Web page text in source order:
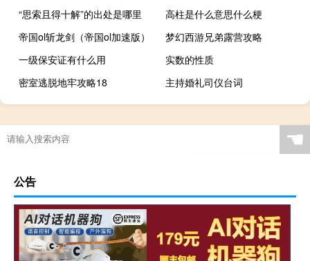
“思索且得十解”的出处是哪里
高柱是什么意思什么梗
帝国ol斩龙剑（帝国ol加速版）
梦幻西游兄弟露营攻略
一级保安证有什么用
实数的性质
密室逃脱地牢攻略18
主持婚礼司仪台词
☚
公告